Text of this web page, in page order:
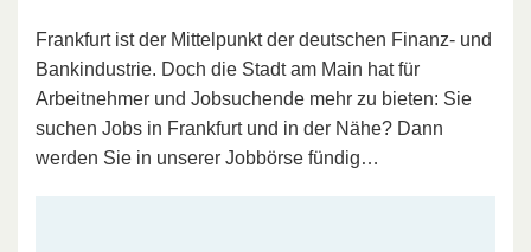
Frankfurt ist der Mittelpunkt der deutschen Finanz- und
Bankindustrie. Doch die Stadt am Main hat für
Arbeitnehmer und Jobsuchende mehr zu bieten: Sie
suchen Jobs in Frankfurt und in der Nähe? Dann
werden Sie in unserer Jobbörse fündig…